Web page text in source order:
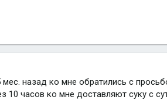
мес. назад ко мне обратились с
10 часов ко мне доставляют суку с